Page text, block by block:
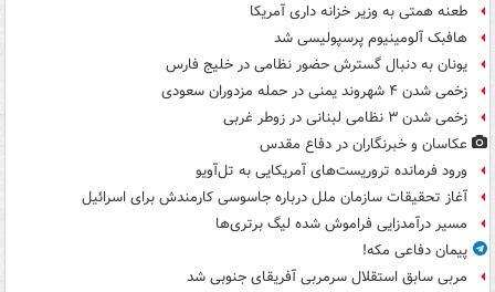
طعنه همتی به وزیر خزانه داری آمریکا
هافبک آلومینیوم پرسپولیسی شد
یونان به دنبال گسترش حضور نظامی در خلیج فارس
زخمی شدن ۴ شهروند یمنی در حمله مزدوران سعودی
زخمی شدن ۳ نظامی لبنانی در زوطر غربی
عکاسان و خبرنگاران در دفاع مقدس
ورود فرمانده تروریست‌های آمریکایی به تل‌آویو
آغاز تحقیقات سازمان ملل درباره جاسوسی کارمندش برای اسرائیل
مسیر درآمدزایی فراموش شده لیگ برتری‌ها
پیمان دفاعی مکه!
مربی سابق استقلال سرمربی آفریقای جنوبی شد